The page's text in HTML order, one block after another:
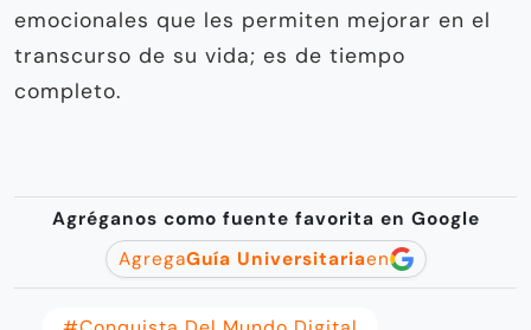
emocionales que les permiten mejorar en el
transcurso de su vida; es de tiempo
completo.
Agréganos como fuente favorita en Google
AgregaGuía Universitariaen